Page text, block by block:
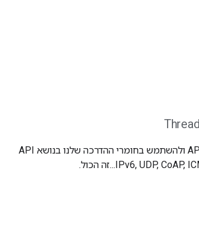
אתם מוזמנים לנסות את Codelab בנושא API ולהשתמש בחומרי ההדרכה שלנו בנושא API